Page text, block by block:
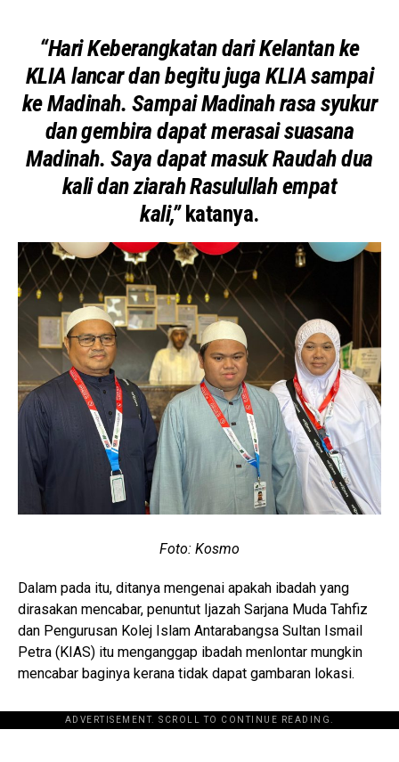
“Hari Keberangkatan dari Kelantan ke
KLIA lancar dan begitu juga KLIA sampai
ke Madinah. Sampai Madinah rasa syukur
dan gembira dapat merasai suasana
Madinah. Saya dapat masuk Raudah dua
kali dan ziarah Rasulullah empat
kali,”katanya.
Foto: Kosmo
Dalam pada itu, ditanya mengenai apakah ibadah yang
dirasakan mencabar, penuntut Ijazah Sarjana Muda Tahfiz
dan Pengurusan Kolej Islam Antarabangsa Sultan Ismail
Petra (KIAS) itu menganggap ibadah menlontar mungkin
mencabar baginya kerana tidak dapat gambaran lokasi.
ADVERTISEMENT. SCROLL TO CONTINUE READING.